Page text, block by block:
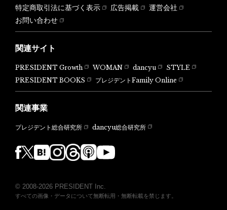
特定商取引法に基づく表示
広告掲載
運営会社
お問い合わせ
関連サイト
PRESIDENT Growth WOMAN dancyu
STYLE
PRESIDENT BOOKS
プレジデントFamily Online
関連事業
プレジデント総合研究所 dancyu総合研究所
© 2008-2026 PRESIDENT Inc.
すべての画像・データについて無断転用・無断転載を禁じます。